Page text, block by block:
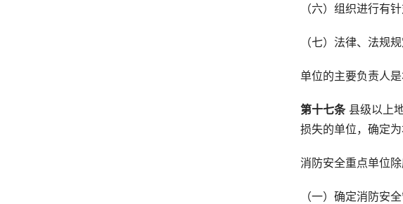
（六）组织进行有
（七）法律、法规
单位的主要负责人
第十七条 县级以上
损失的单位，确定
消防安全重点单位
（一）确定消防安